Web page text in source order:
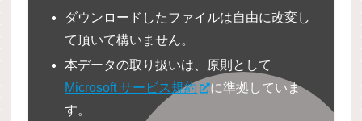
ダウンロードしたファイルは自由に改変し
て頂いて構いません。
本データの取り扱いは、原則として
Microsoft サービス規約
に準拠していま
す。